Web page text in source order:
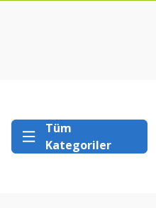
Tüm
Kategoriler